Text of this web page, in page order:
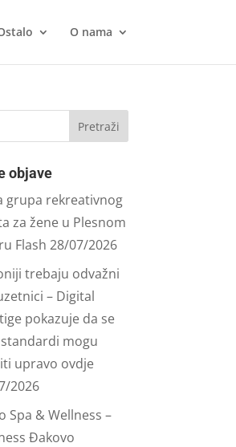
O nama
objave
grupa rekreativnog
za žene u Plesnom
Flash 28/07/2026
trebaju odvažni
– Digital
pokazuje da se
mogu
upravo ovdje
2026
Spa & Wellness –
Đakovo